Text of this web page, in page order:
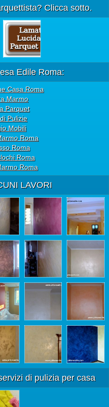
Clicca sotto.
Edile Roma:
Casa Roma
Marmo
Parquet
Pulizie
Mobili
Roma
Roma
Roma
Roma
LAVORI
di pulizia per casa